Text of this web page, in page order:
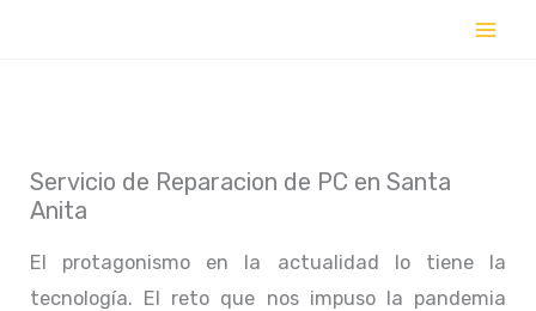
Servicio de Reparacion de PC en Santa
Anita
El protagonismo en la actualidad lo tiene la
tecnología. El reto que nos impuso la pandemia